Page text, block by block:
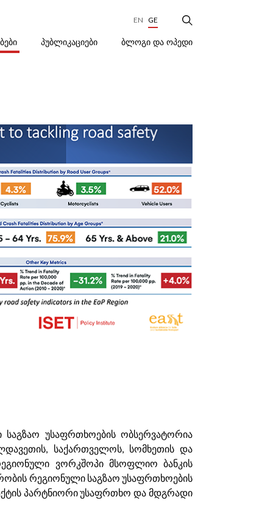
EN GE
ᲞᲣᲑᲚᲘᲙᲐᲪᲘᲔᲑᲘ ᲑᲚᲝᲒᲘ ᲓᲐ ᲝᲞᲔᲓᲘ
უსაფრთხოების ობსერვატორია
საქართველოს, სომხეთის და
ვორკშოპი მსოფლიო ბანკის
რეგიონული საგზაო უსაფრთხოების
პარტნიორი უსაფრთხო და მდგრადი